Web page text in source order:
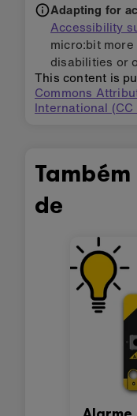
Adapting for
Accessibility
micro:bit
disabilities or
This content is
Commons
International (CC
de